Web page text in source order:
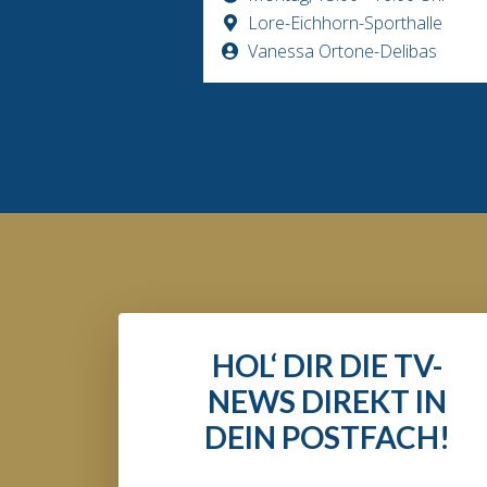
Lore-Eichhorn-Sporthalle
Vanessa Ortone-Delibas
HOL‘ DIR DIE TV-
NEWS DIREKT IN
DEIN POSTFACH!